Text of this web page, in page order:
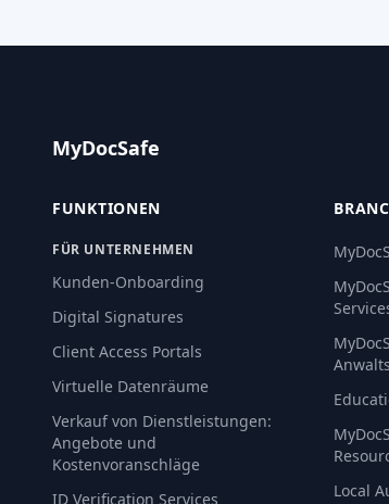
MyDocSafe
FUNKTIONEN
FÜR UNTERNEHMEN
Kunden-Onboarding
Digital Signatures
Client Access Portals
Virtuelle Datenräume
Verkauf von Dienstleistungen:
Angebote und
Kostenvoranschläge
ID Verification Services
Local